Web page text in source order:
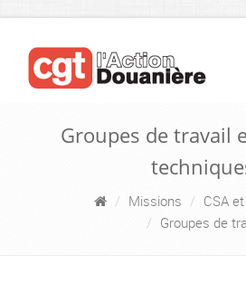
Groupes de travail
Missions
CSA
Groupes de